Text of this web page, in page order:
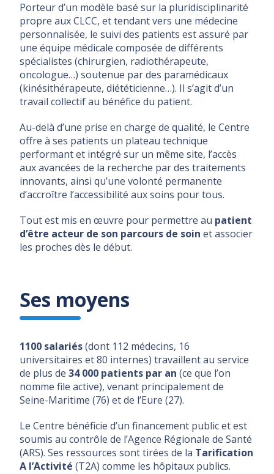
Porteur d’un modèle basé sur la pluridisciplinarité
propre aux CLCC, et tendant vers une médecine
personnalisée, le suivi des patients est assuré par
une équipe médicale composée de différents
spécialistes (chirurgien, radiothérapeute,
oncologue…) soutenue par des paramédicaux
(kinésithérapeute, diététicienne…). Il s’agit d’un
travail collectif au bénéfice du patient.
Au-delà d’une prise en charge de qualité, le Centre
offre à ses patients un plateau technique
performant et intégré sur un même site, l’accès
aux avancées de la recherche par des traitements
innovants, ainsi qu’une volonté permanente
d’accroître l’accessibilité aux soins pour tous.
Tout est mis en œuvre pour permettre au patient
d’être acteur de son parcours de soin et associer
les proches dès le début.
Ses moyens
1100 salariés(dont 112 médecins, 16
universitaires et 80 internes) travaillent au service
de plus de 34 000 patients par an (ce que l’on
nomme file active), venant principalement de
Seine-Maritime (76) et de l’Eure (27).
Le Centre bénéficie d’un financement public et est
soumis au contrôle de l’Agence Régionale de Santé
(ARS). Ses ressources sont tirées de la Tarification
A l’Activité (T2A) comme les hôpitaux publics.